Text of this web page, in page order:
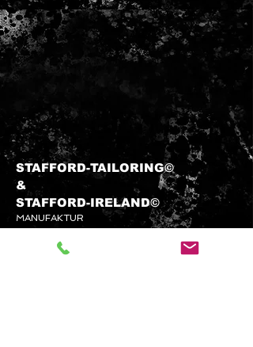
STAFFORD-TAILORING©
&​
STAFFORD-IRELAND©
MANUFAKTUR
info@stafford-tailoring.com
+49 (0) 1573 5 60 80 70